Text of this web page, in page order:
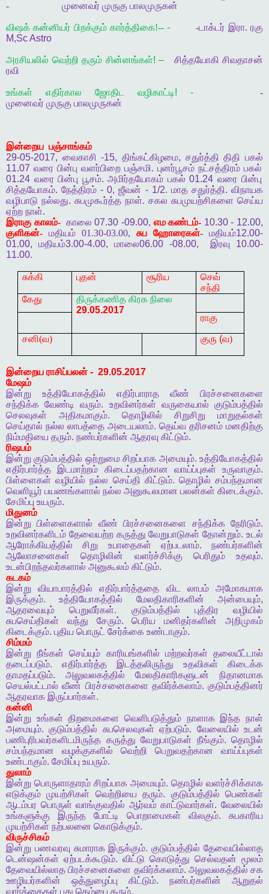
- முனைவர் முருகு பாலமுருகன்
விஷக் கன்னியர் பிறக்கும் கார்த்திகை!-- --டாக்டர் இரா.ரகு
M,Sc Astro
அரசியலில் வெற்றி தரும் சின்னங்கள்! – சித்தயோகி சிவதாசன்
ரவி
உங்கள் எதிர்கால ஜோதிட வழிகாட்டி! - -
முனைவர் முருகு பாலமுருகன்
இன்றைய பஞ்சாங்கம்
29-05-2017, வைகாசி -15,திங்கட்கிழமை, சதுர்த்தி திதி பகல்
11.07 வரை பின்பு வளர்பிறை பஞ்சமி. புனர்பூசம் நட்சத்திரம் பகல்
01.24 வரை பின்பு பூசம்.அமிர்தயோகம் பகல் 01.24 வரை பின்பு
சித்தயோகம்.நேத்திரம் - 0,ஜீவன் - 1/2. மாத சதுர்த்தி.விநாயக
வழிபாடு நல்லது. சுபமுகூர்த்த நாள். சகல சுபமுயற்சிகளை செய்ய
ஏற்ற நாள்.
இராகு காலம்- காலை 07.30 -09.00, எம கண்டம்- 10.30 - 12.00,
குளிகன்- மதியம் 01.30-03.00, சுப ஹோரைகள்- மதியம்12.00-
01.00, மதியம்3.00-4.00, மாலை06.00 -08.00, இரவு 10.00-
11.00.
சுக்கி புதன் சூரிய
செவ்
சந்தி
கேது
திருக்கணித கிரக நிலை
29.05.2017
ராகு
சனி(வ) குரு (வ)
இன்றைய ராசிப்பலன் - 29.05.2017
மேஷம்
இன்று
உத்தியோகத்தில் எதிர்பாராத வீண்
பிரச்சனைகளை
சந்திக்க வேண்டி வரும். உறவினர்கள் வருகையால் குடும்பத்தில்
செலவுகள்
அதிகமாகும். தொழிலில் சிறுசிறு
மாறுதல்கள்
செய்தால் நல்ல லாபத்தை அடையலாம். தெய்வ தரிசனம் மனதிற்கு
நிம்மதியை தரும். நண்பர்களின் ஆதரவு கிட்டும்.
ரிஷபம்
இன்று குடும்பத்தில் ஒற்றுமை சிறப்பாக அமையும்.உத்தியோகத்தில்
எதிர்பார்த்த
இடமாற்றம் கிடைப்பதற்கான வாய்ப்புகள் உருவாகும்.
பிள்ளைகள் வழியில் நல்ல செய்தி கிட்டும். தொழில் சம்பந்தமான
வெளியூர் பயணங்களால் நல்ல அனுகூலமான பலன்கள் கிடைக்கும்.
சேமிப்பு உயரும்.
மிதுனம்
இன்று
பிள்ளைகளால் வீண் பிரச்சனைகளை சந்திக்க நேரிடும்.
உறவினர்களிடம் தேவையற்ற கருத்து வேறுபாடுகள் தோன்றும்.உடல்
ஆரோக்கியத்தில்
சிறு உபாதைகள் ஏற்படலாம். நண்பர்களின்
ஆலோசனைகள்
தொழிலின் வளர்ச்சிக்கு பெரிதும் உதவும்.
உடன்பிறந்தவர்களால் அனுகூலம் கிட்டும்.
கடகம்
இன்று
வியாபாரத்தில் எதிர்பார்த்ததை விட லாபம்
அமோகமாக
இருக்கும்.உத்தியோகத்தில் மேலதிகாரிகளின் அன்பையும்,
ஆதரவையும்
பெறுவீர்கள். குடும்பத்தில் புத்திர
வழியில்
சுபசெய்திகள்
வந்து சேரும்.பெரிய மனிதர்களின்
அறிமுகம்
கிடைக்கும். புதிய பொருட் சேர்க்கை உண்டாகும்.
சிம்மம்
இன்று
நீங்கள் செய்யும் காரியங்களில் மற்றவர்கள் தலையீட்டால்
தடைப்படும். எதிர்பார்த்த இடத்தலிருந்து உதவிகள்
கிடைக்க
தாமதப்படும். அலுவலகத்தில் மேலதிகாரிகளுடன்
நிதானமாக
செயல்பட்டால் வீண் பிரச்சனைகளை தவிர்க்கலாம். குடும்பத்தினர்
ஆதரவாக இருப்பார்கள்.
கன்னி
இன்று உங்கள் திறமைகளை வெளிபடுத்தும் நாளாக இந்த நாள்
அமையும்.குடும்பத்தில் சுபசெலவுகள் ஏற்படும். வேலையில் உடன்
பணிபுரிபவர்களிடமிருந்த கருத்து வேறுபாடுகள் நீங்கும். தொழில்
சம்பந்தமான
வழக்குகளில் வெற்றி பெறுவதற்கான
வாய்ப்புகள்
உண்டாகும். சேமிப்பு உயரும்.
துலாம்
இன்று பொருளாதாரம் சிறப்பாக அமையும். தொழில் வளர்ச்சிக்காக
எடுக்கும் முயற்சிகள் வெற்றியை தரும். குடும்பத்தில் பெண்கள்
ஆடம்பர பொருள் வாங்குவதில் ஆர்வம் காட்டுவார்கள்.வேலையில்
உங்களுக்கு
இருந்த போட்டி பொறாமைகள் விலகும். சுபகாரிய
முயற்சிகள் நற்பலனை கொடுக்கும்.
விருச்சிகம்
இன்று பணவரவு சுமாராக இருக்கும்.குடும்பத்தில் தேவையில்லாத
டென்ஷன்கள் ஏற்படக்கூடும். விட்டு கொடுத்து செல்வதன் மூலம்
தேவையில்லாத பிரச்சனைகளை தவிர்க்கலாம். அலுவலகத்தில் சக
ஊழியர்களின்
ஒத்துழைப்பு கிட்டும். நண்பர்களின்
ஆறுதல்
வார்த்தைகள் புது தெம்பை தரும்.